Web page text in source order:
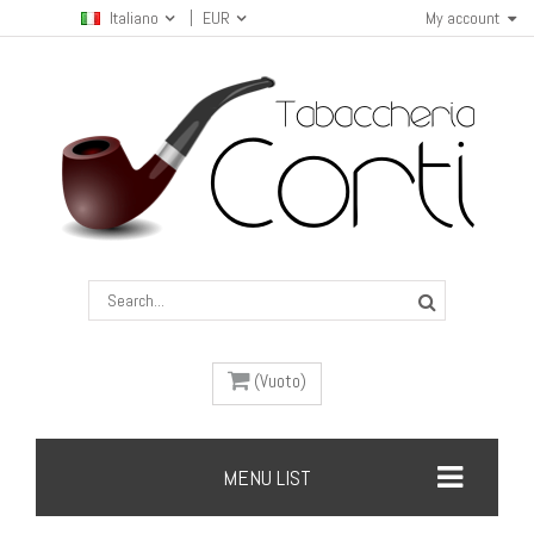
My account
Italiano EUR
(Vuoto)
MENU LIST